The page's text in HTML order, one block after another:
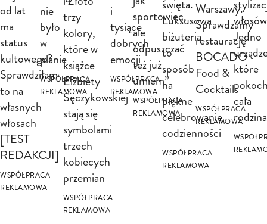
od lat
ma
status
kultowego?
Sprawdziłam
to na
własnych
włosach
[TEST
REDAKCJI]
WSPÓŁPRACA
REKLAMOWA
nie
było
w
planie
WSPÓŁPRACA
REKLAMOWA
trzy
kolory,
które w
książce
Elżbiety
Sęczykowskiej
stają się
symbolami
trzech
kobiecych
przemian
WSPÓŁPRACA
REKLAMOWA
i
tysiące
dobrych
emocji
WSPÓŁPRACA
REKLAMOWA
sportowiec,
ale
odpuszczać
też już
umiem”
WSPÓŁPRACA
REKLAMOWA
święta.
Luksusowa
biżuteria
to
sposób
na
piękne
celebrowanie
codzienności
WSPÓŁPRACA
REKLAMOWA
Warszawy.
Sprawdzamy
restaurację
BOCADO
Food &
Cocktails
WSPÓŁPRACA
REKLAMOWA
Jedno
które
cała
rodzina